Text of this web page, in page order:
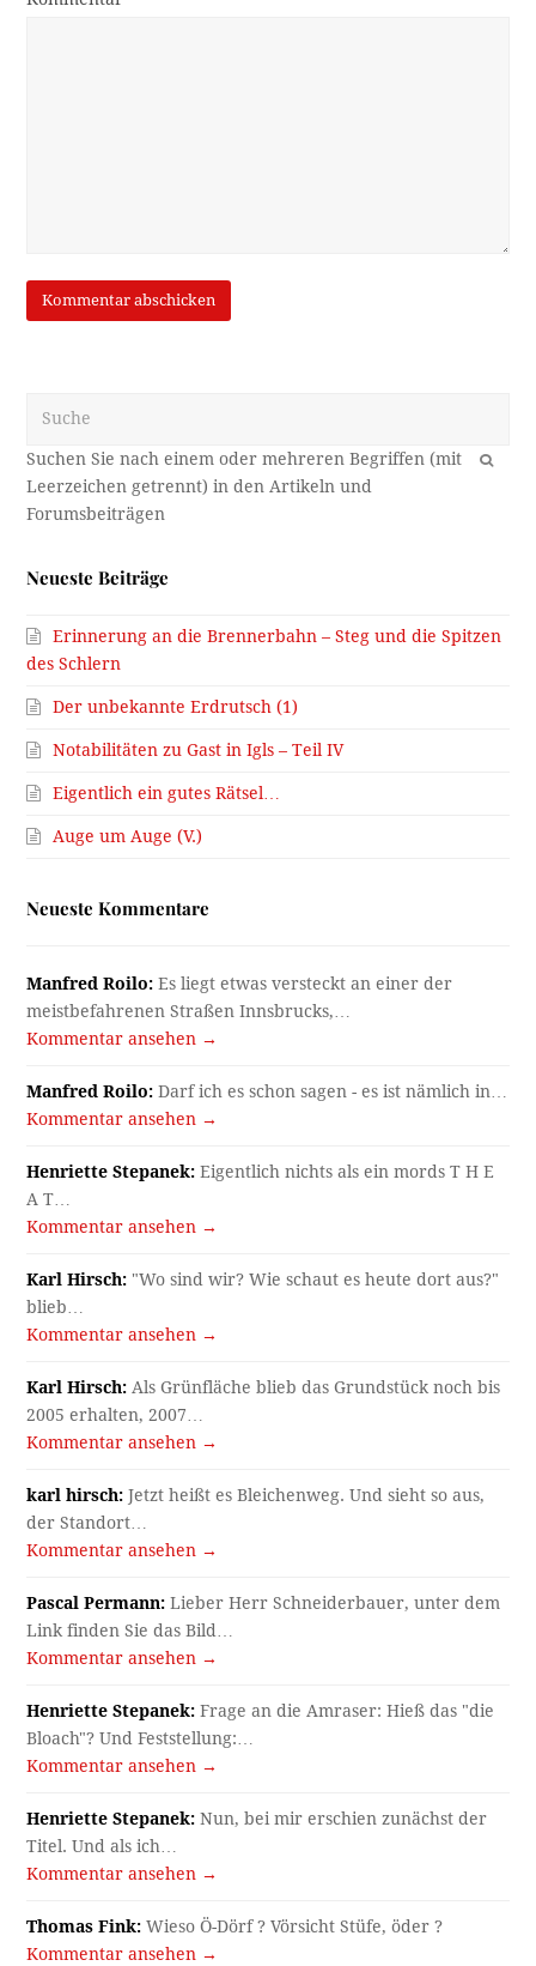
OK
Neueste Beiträge
Erinnerung an die Brennerbahn – Steg und die Spitzen
des Schlern
Der unbekannte Erdrutsch (1)
Notabilitäten zu Gast in Igls – Teil IV
Eigentlich ein gutes Rätsel…
Auge um Auge (V.)
Neueste Kommentare
Manfred Roilo: Es liegt etwas versteckt an einer der
meistbefahrenen Straßen Innsbrucks,…
Kommentar ansehen →
Manfred Roilo: Darf ich es schon sagen - es ist nämlich in…
Kommentar ansehen →
Henriette Stepanek: Eigentlich nichts als ein mords T H E
A T…
Kommentar ansehen →
Karl Hirsch: "Wo sind wir? Wie schaut es heute dort aus?"
blieb…
Kommentar ansehen →
Karl Hirsch: Als Grünfläche blieb das Grundstück noch bis
2005 erhalten, 2007…
Kommentar ansehen →
karl hirsch: Jetzt heißt es Bleichenweg. Und sieht so aus,
der Standort…
Kommentar ansehen →
Pascal Permann: Lieber Herr Schneiderbauer, unter dem
Link finden Sie das Bild…
Kommentar ansehen →
Henriette Stepanek: Frage an die Amraser: Hieß das "die
Bloach"? Und Feststellung:…
Kommentar ansehen →
Henriette Stepanek: Nun, bei mir erschien zunächst der
Titel. Und als ich…
Kommentar ansehen →
Thomas Fink: Wieso Ö-Dörf ? Vörsicht Stüfe, öder ?
Kommentar ansehen →